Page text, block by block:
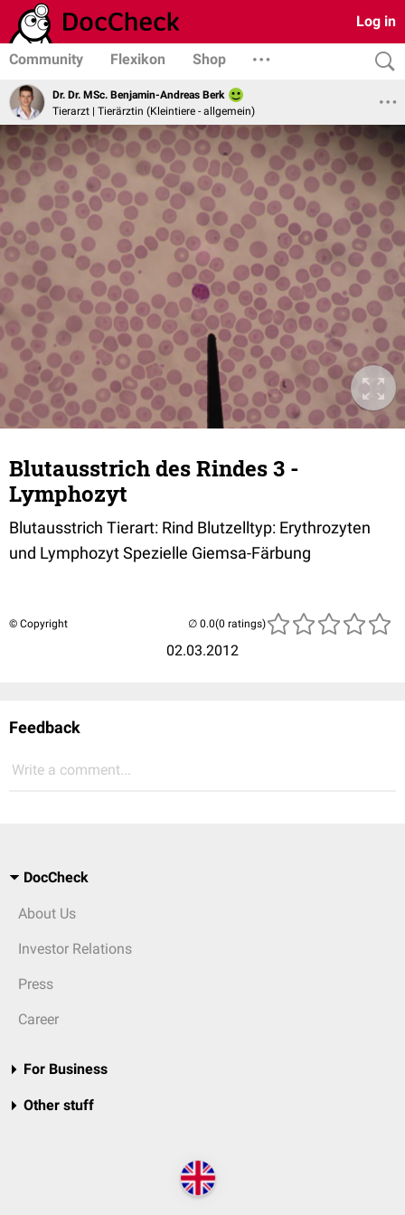
Log in
Community Flexikon Shop
Dr. Dr. MSc. Benjamin-Andreas Berk
Tierarzt | Tierärztin (Kleintiere - allgemein)
Blutausstrich des Rindes 3 -
Lymphozyt
Blutausstrich Tierart: Rind Blutzelltyp: Erythrozyten
und Lymphozyt Spezielle Giemsa-Färbung
© Copyright
02.03.2012
(0 ratings)
Feedback
Write a comment...
DocCheck
About Us
Investor Relations
Press
Career
For Business
Other stuff